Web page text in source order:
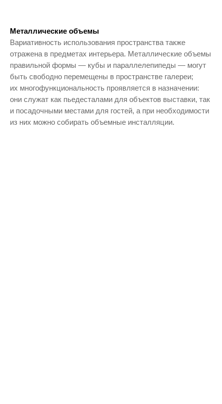
Металлические объемы
Вариативность использования пространства также
отражена в предметах интерьера. Металлические объемы
правильной формы — кубы и параллелепипеды — могут
быть свободно перемещены в пространстве галереи;
их многофункциональность проявляется в назначении:
они служат как пьедесталами для объектов выставки, так
и посадочными местами для гостей, а при необходимости
из них можно собирать объемные инсталляции.